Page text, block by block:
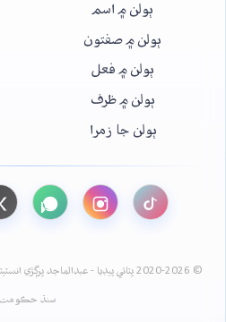
ٻولن ۾ اسم
ٻولن ۾ صفتون
ٻولن ۾ فعل
ٻولن ۾ ظرف
ٻولن جا زمرا
© 2020-2026 ڀٽائي پيڊيا - عبدالماجد
سنڌ